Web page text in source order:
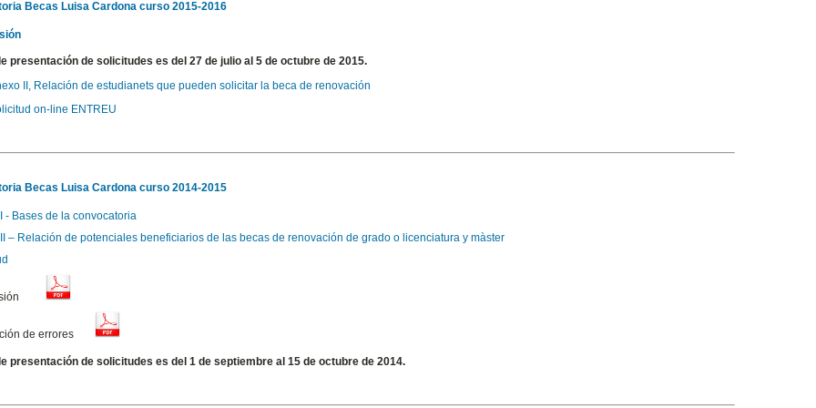
Becas Luisa Cardona curso 2015-2016
presentación de solicitudes es del 27 de julio al 5 de octubre de 2015.
II, Relación de estudianets que pueden solicitar la beca de renovación
on-line ENTREU
Becas Luisa Cardona curso 2014-2015
- Bases de la convocatoria
– Relación de potenciales beneficiarios de las becas de renovación de grado o licenciatura y màster
de errores
presentación de solicitudes es del 1 de septiembre al 15 de octubre de 2014.